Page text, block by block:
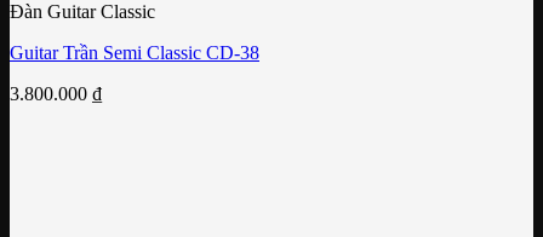
Đàn Guitar Classic
Guitar Trần Semi Classic CD-38
3.800.000 ₫